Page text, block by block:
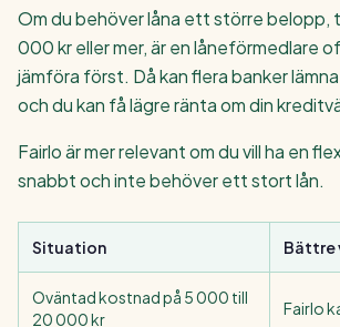
Om du behöver låna ett större belopp,
000 kr eller mer, är en låneförmedlare
jämföra först. Då kan flera banker
och du kan få lägre ränta om din
Fairlo är mer relevant om du vill ha en
snabbt och inte behöver ett stort lån.
Situation Bättre
Oväntad kostnad på 5 000 till
20 000 kr
Fairlo